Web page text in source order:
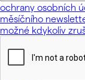
ochrany osobních
měsíčního
možné kdykoliv